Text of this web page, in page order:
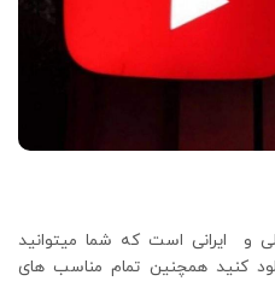
و ایرانی است که شما میتوانید
کنید همچنین تمام مناسب های